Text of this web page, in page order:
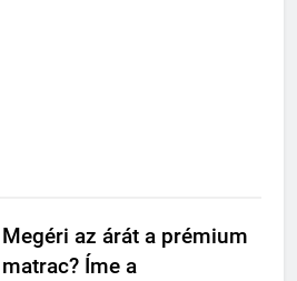
Megéri az árát a prémium
matrac? Íme a